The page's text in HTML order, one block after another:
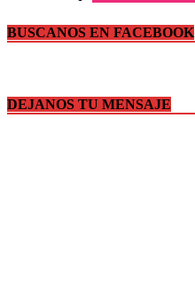
BUSCANOS EN FACEBOOK
DEJANOS TU MENSAJE